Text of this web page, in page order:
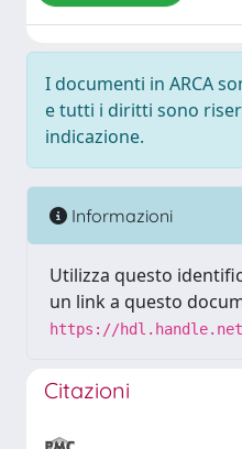
I documenti in ARCA
e tutti i diritti sono
indicazione.
Informazioni
Utilizza questo
un link a questo
https://hdl.handle.net/
Citazioni